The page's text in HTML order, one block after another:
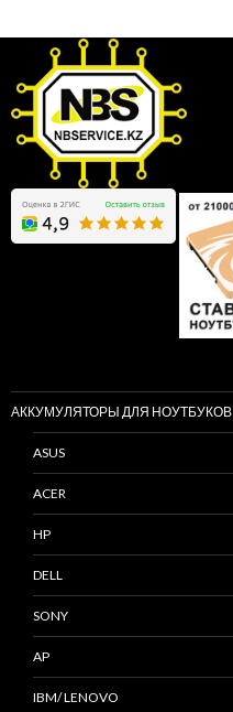
АККУМУЛЯТОРЫ ДЛЯ НОУТБУКОВ
ASUS
ACER
HP
DELL
SONY
AP
IBM/ LENOVO